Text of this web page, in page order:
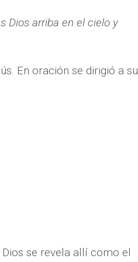
Dios arriba en el cielo y
En oración se dirigió a su
se revela allí como el